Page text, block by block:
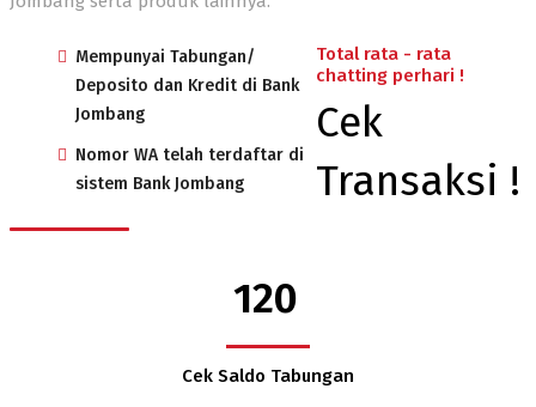
Mempunyai Tabungan/
Deposito dan Kredit di Bank
Jombang
Nomor WA telah terdaftar di
sistem Bank Jombang
Total rata - rata
chatting perhari !
Cek
Transaksi !
120
Cek Saldo Tabungan